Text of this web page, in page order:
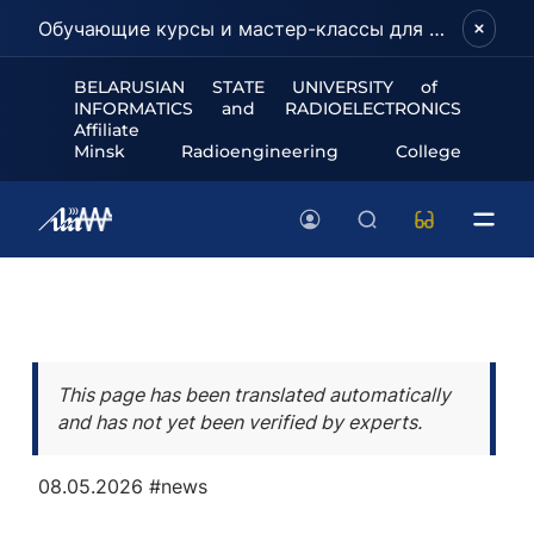
Обучающие курсы и мастер-классы для школьников и абитуриентов!
BELARUSIAN STATE UNIVERSITY of
INFORMATICS and RADIOELECTRONICS
Affiliate
Minsk Radioengineering College
This page has been translated automatically
and has not yet been verified by experts.
08.05.2026 #news